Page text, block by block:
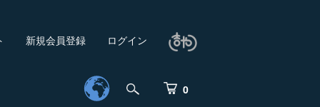
0
新規会員登録 ログイン